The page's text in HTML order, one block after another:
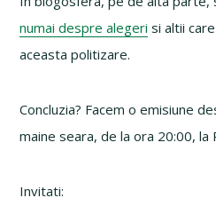
numai despre alegeri si altii
aceasta politizare.
Concluzia? Facem o emisiune
maine seara, de la ora 20:00, la
Invitati: